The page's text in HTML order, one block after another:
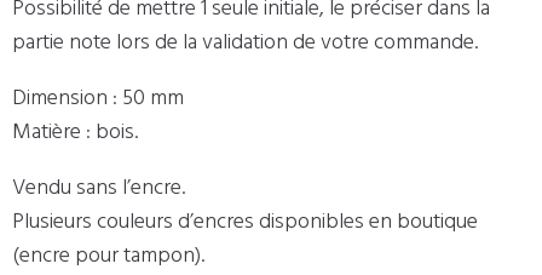
Possibilité de mettre 1 seule initiale, le préciser dans la
partie note lors de la validation de votre commande.
Dimension : 50 mm
Matière : bois.
Vendu sans l’encre.
Plusieurs couleurs d’encres disponibles en boutique
(encre pour tampon).